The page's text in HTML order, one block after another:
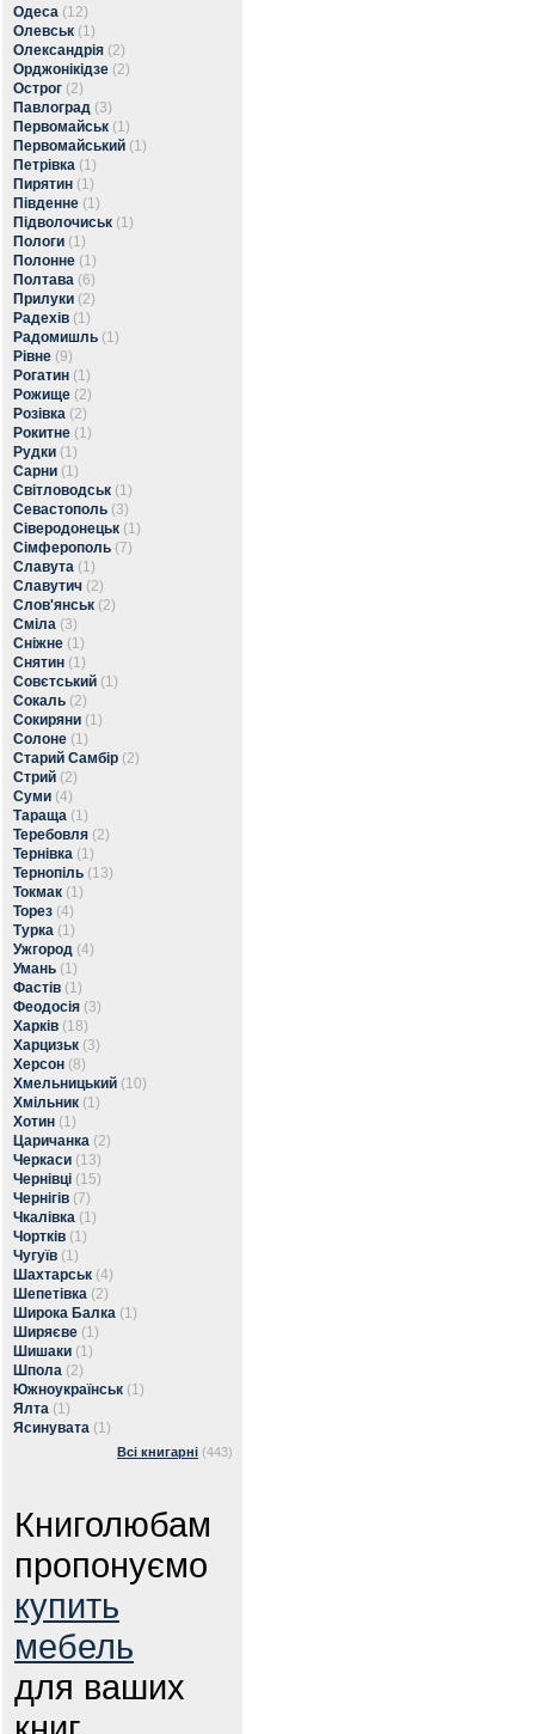
Одеса (12)
Олевськ (1)
Олександрія (2)
Орджонікідзе (2)
Острог (2)
Павлоград (3)
Первомайськ (1)
Первомайський (1)
Петрівка (1)
Пирятин (1)
Південне (1)
Підволочиськ (1)
Пологи (1)
Полонне (1)
Полтава (6)
Прилуки (2)
Радехів (1)
Радомишль (1)
Рівне (9)
Рогатин (1)
Рожище (2)
Розівка (2)
Рокитне (1)
Рудки (1)
Сарни (1)
Світловодськ (1)
Севастополь (3)
Сіверодонецьк (1)
Сімферополь (7)
Славута (1)
Славутич (2)
Слов'янськ (2)
Сміла (3)
Сніжне (1)
Снятин (1)
Совєтський (1)
Сокаль (2)
Сокиряни (1)
Солоне (1)
Старий Самбір (2)
Стрий (2)
Суми (4)
Тараща (1)
Теребовля (2)
Тернівка (1)
Тернопіль (13)
Токмак (1)
Торез (4)
Турка (1)
Ужгород (4)
Умань (1)
Фастів (1)
Феодосія (3)
Харків (18)
Харцизьк (3)
Херсон (8)
Хмельницький (10)
Хмільник (1)
Хотин (1)
Царичанка (2)
Черкаси (13)
Чернівці (15)
Чернігів (7)
Чкалівка (1)
Чортків (1)
Чугуїв (1)
Шахтарськ (4)
Шепетівка (2)
Широка Балка (1)
Ширяєве (1)
Шишаки (1)
Шпола (2)
Южноукраїнськ (1)
Ялта (1)
Ясинувата (1)
Всі книгарні (443)
Книголюбам
пропонуємо
купить
мебель
для ваших